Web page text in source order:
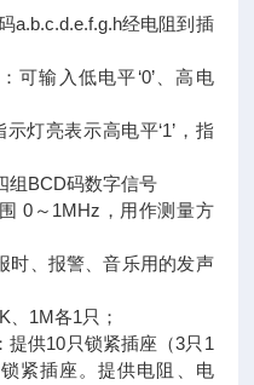
a.b.c.d.e.f.g.h经电阻到插
可输入低电平‘0’、高电
灯亮表示高电平‘1’，指
组BCD码数字信号
0～1MHz，用作测量方
时、报警、音乐用的发声
、1M各1只；
提供10只锁紧插座（3只1
紧插座。提供电阻、电